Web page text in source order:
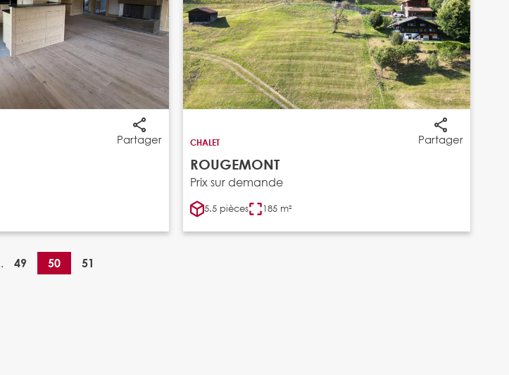
Partager Partager
CHALET
ROUGEMONT
Prix sur demande
5.5 pièces 185 m²
49 50 51